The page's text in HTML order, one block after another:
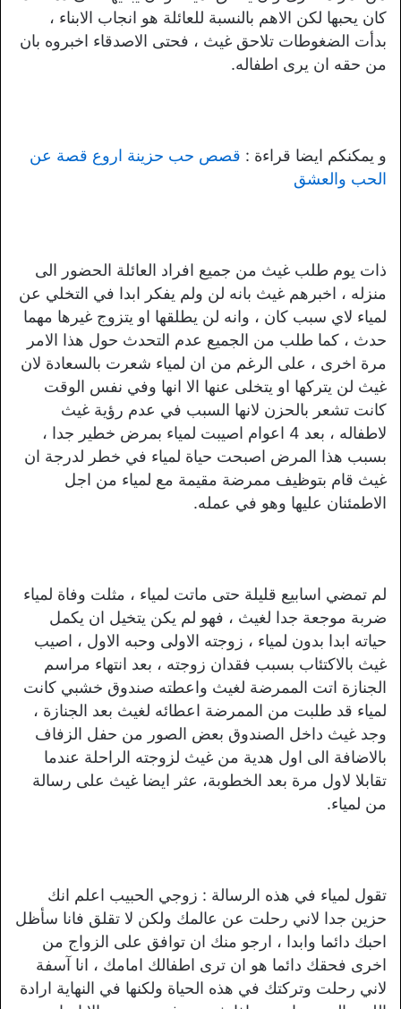
كان يحبها لكن الاهم بالنسبة للعائلة هو انجاب الابناء ،
بدأت الضغوطات تلاحق غيث ، فحتى الاصدقاء اخبروه بان
من حقه ان يرى اطفاله.
و يمكنكم ايضا قراءة : قصص حب حزينة اروع قصة عن
الحب والعشق
ذات يوم طلب غيث من جميع افراد العائلة الحضور الى
منزله ، اخبرهم غيث بانه لن ولم يفكر ابدا في التخلي عن
لمياء لاي سبب كان ، وانه لن يطلقها او يتزوج غيرها مهما
حدث ، كما طلب من الجميع عدم التحدث حول هذا الامر
مرة اخرى ، على الرغم من ان لمياء شعرت بالسعادة لان
غيث لن يتركها او يتخلى عنها الا انها وفي نفس الوقت
كانت تشعر بالحزن لانها السبب في عدم رؤية غيث
لاطفاله ، بعد 4 اعوام اصيبت لمياء بمرض خطير جدا ،
بسبب هذا المرض اصبحت حياة لمياء في خطر لدرجة ان
غيث قام بتوظيف ممرضة مقيمة مع لمياء من اجل
الاطمئنان عليها وهو في عمله.
لم تمضي اسابيع قليلة حتى ماتت لمياء ، مثلت وفاة لمياء
ضربة موجعة جدا لغيث ، فهو لم يكن يتخيل ان يكمل
حياته ابدا بدون لمياء ، زوجته الاولى وحبه الاول ، اصيب
غيث بالاكتئاب بسبب فقدان زوجته ، بعد انتهاء مراسم
الجنازة اتت الممرضة لغيث واعطته صندوق خشبي كانت
لمياء قد طلبت من الممرضة اعطائه لغيث بعد الجنازة ،
وجد غيث داخل الصندوق بعض الصور من حفل الزفاف
بالاضافة الى اول هدية من غيث لزوجته الراحلة عندما
تقابلا لاول مرة بعد الخطوبة، عثر ايضا غيث على رسالة
من لمياء.
تقول لمياء في هذه الرسالة : زوجي الحبيب اعلم انك
حزين جدا لاني رحلت عن عالمك ولكن لا تقلق فانا سأظل
احبك دائما وابدا ، ارجو منك ان توافق على الزواج من
اخرى فحقك دائما هو ان ترى اطفالك امامك ، انا آسفة
لاني رحلت وتركتك في هذه الحياة ولكنها في النهاية ارادة